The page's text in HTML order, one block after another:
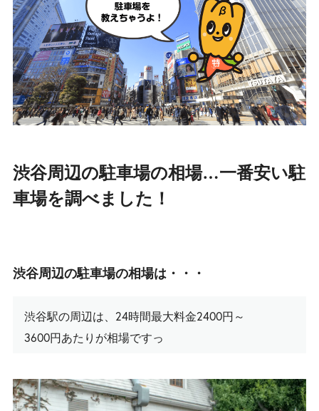
渋谷周辺の駐車場の相場…一番安い駐
車場を調べました！
渋谷周辺の駐車場の相場は・・・
渋谷駅の周辺は、24時間最大料金2400円～
3600円あたりが相場ですっ